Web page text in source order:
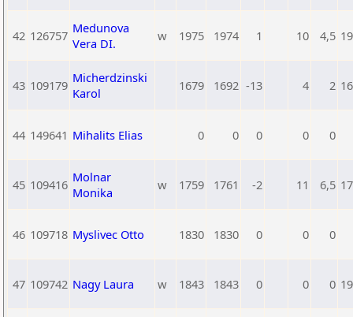
42 126757 Medunova
Vera DI.
w 1975 1974 1 10 4,5
43 109179 Micherdzinski
Karol
1679 1692 -13 4 2
44 149641 Mihalits Elias 0 0 0 0 0
45 109416 Molnar
Monika
w 1759 1761 -2 11 6,5
46 109718 Myslivec Otto 1830 1830 0 0 0
47 109742 Nagy Laura w 1843 1843 0 0 0